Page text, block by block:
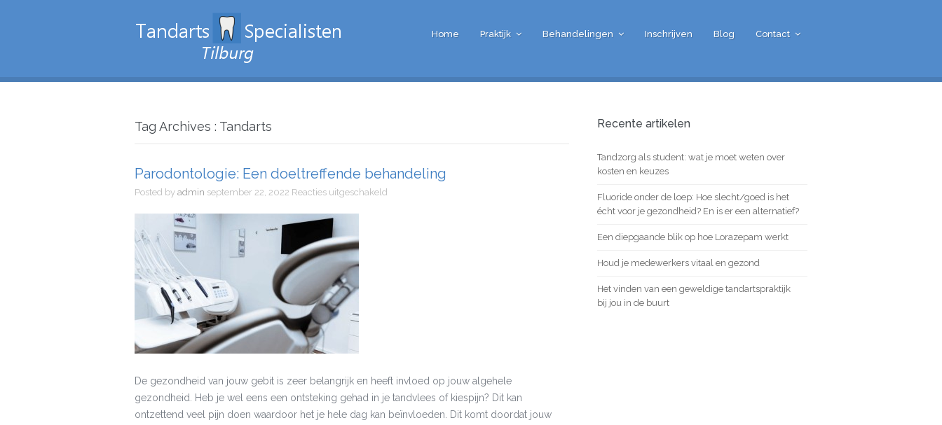
Home Praktijk Behandelingen Inschrijven Blog Contact
Tag Archives : Tandarts
Parodontologie: Een doeltreffende behandeling
Posted by admin september 22, 2022 Reacties uitgeschakeld
De gezondheid van jouw gebit is zeer belangrijk en heeft invloed op jouw algehele
gezondheid. Heb je wel eens een ontsteking gehad in je tandvlees of kiespijn? Dit kan
ontzettend veel pijn doen waardoor het je hele dag kan beïnvloeden. Dit komt doordat jouw
Recente artikelen
Tandzorg als student: wat je moet weten over
kosten en keuzes
Fluoride onder de loep: Hoe slecht/goed is het
écht voor je gezondheid? En is er een alternatief?
Een diepgaande blik op hoe Lorazepam werkt
Houd je medewerkers vitaal en gezond
Het vinden van een geweldige tandartspraktijk
bij jou in de buurt